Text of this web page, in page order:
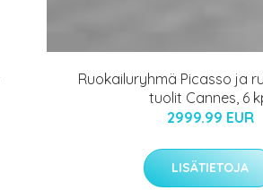
Ruokailuryhmä Picasso ja
tuolit Cannes, 6
2999.99 EUR
LISÄTIETOJA